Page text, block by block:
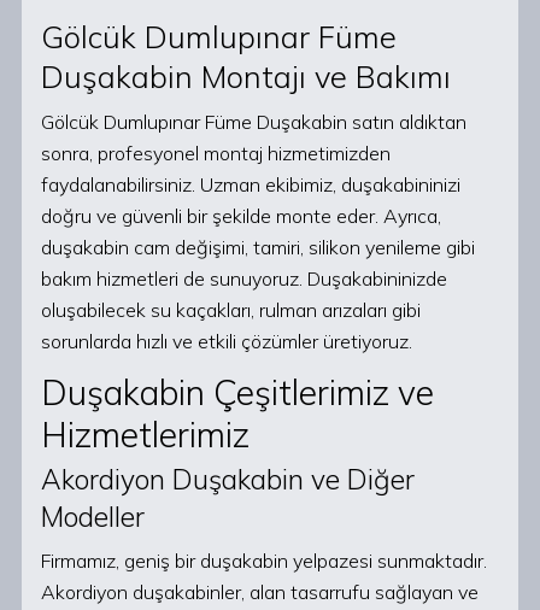
Gölcük Dumlupınar Füme
Duşakabin Montajı ve Bakımı
Gölcük Dumlupınar Füme Duşakabin satın aldıktan
sonra, profesyonel montaj hizmetimizden
faydalanabilirsiniz. Uzman ekibimiz, duşakabininizi
doğru ve güvenli bir şekilde monte eder. Ayrıca,
duşakabin cam değişimi, tamiri, silikon yenileme gibi
bakım hizmetleri de sunuyoruz. Duşakabininizde
oluşabilecek su kaçakları, rulman arızaları gibi
sorunlarda hızlı ve etkili çözümler üretiyoruz.
Duşakabin Çeşitlerimiz ve
Hizmetlerimiz
Akordiyon Duşakabin ve Diğer
Modeller
Firmamız, geniş bir duşakabin yelpazesi sunmaktadır.
Akordiyon duşakabinler, alan tasarrufu sağlayan ve